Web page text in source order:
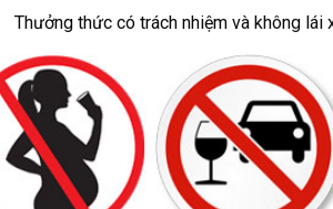
Thưởng thức có trách nhiệm và không lái